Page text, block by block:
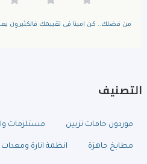
من فضلك.. كن امينا فى تقييمك فالكثيرون
التصنيف
موردون خامات تزيين مستلزمات
مطابخ جاهزة انظمة انارة ومعدات